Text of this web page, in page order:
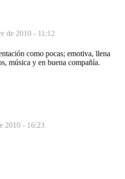
de 2010 - 11:12
como pocas; emotiva, llena
música y en buena compañía.
2010 - 16:23